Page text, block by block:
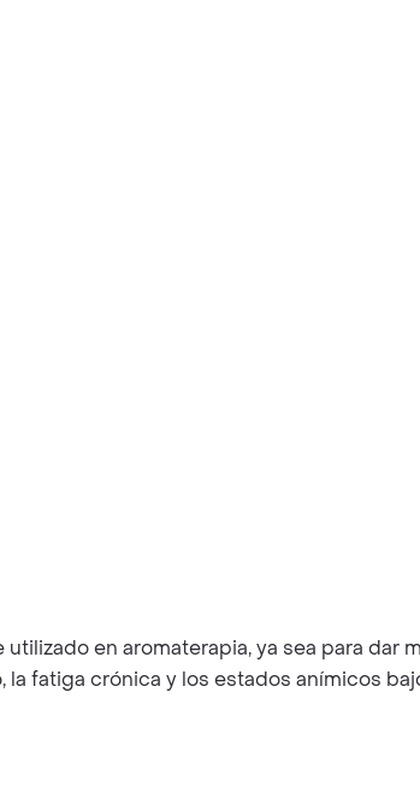
en aromaterapia, ya sea para
fatiga crónica y los estados anímicos